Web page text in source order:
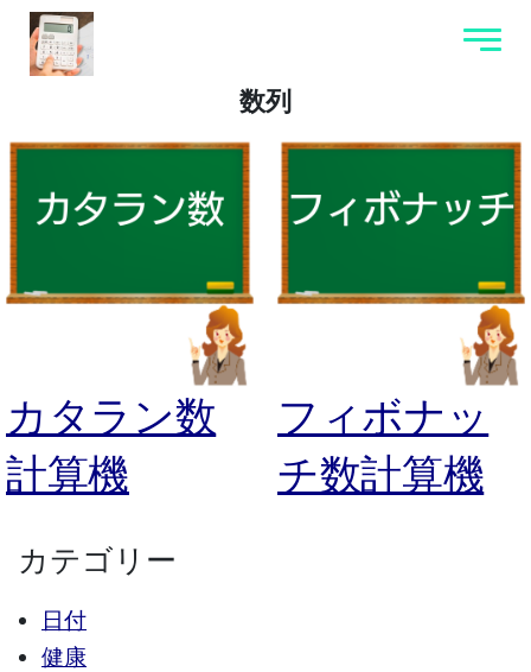
数列
カタラン数
計算機
フィボナッ
チ数計算機
カテゴリー
日付
健康